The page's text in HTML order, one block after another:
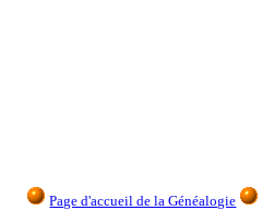
Page d'accueil de la Généalogie